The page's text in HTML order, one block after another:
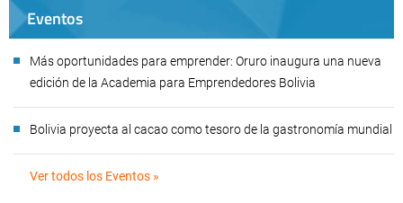
Eventos
Más oportunidades para emprender: Oruro inaugura una nueva
edición de la Academia para Emprendedores Bolivia
Bolivia proyecta al cacao como tesoro de la gastronomía mundial
Ver todos los Eventos »